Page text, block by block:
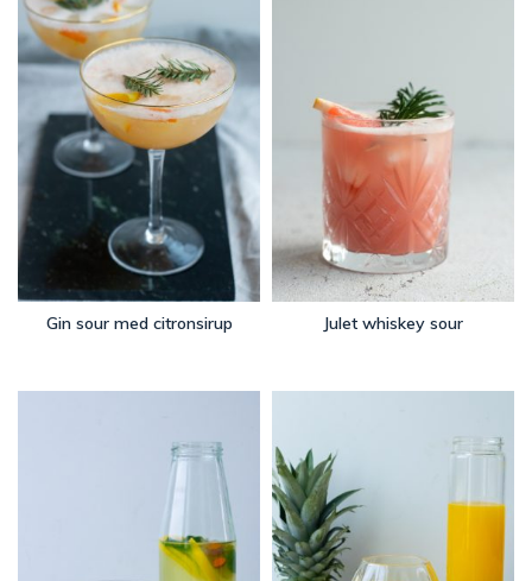
Gin sour med citronsirup Julet whiskey sour